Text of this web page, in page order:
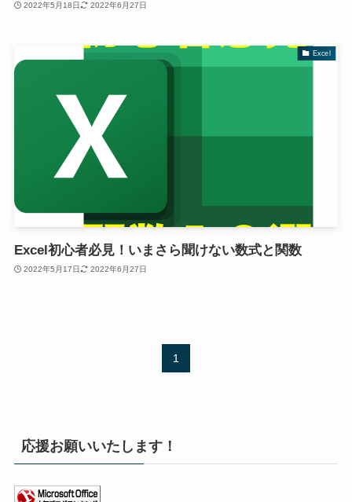
2022年5月18日 2022年6月27日
Excel
Excel初心者必見！いまさら聞けない数式と関数
2022年5月17日 2022年6月27日
1
応援お願いいたします！